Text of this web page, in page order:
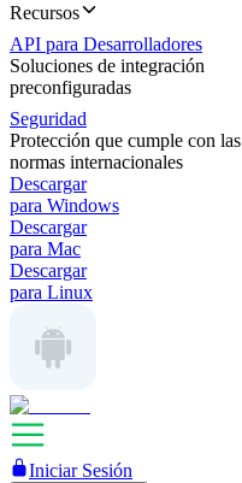
Recursos
API para Desarrolladores
Soluciones de integración
preconfiguradas
Seguridad
Protección que cumple con las
normas internacionales
Descargar
para Windows
Descargar
para Mac
Descargar
para Linux
Iniciar Sesión